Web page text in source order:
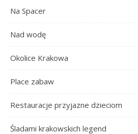
Na Spacer
Nad wodę
Okolice Krakowa
Place zabaw
Restauracje przyjazne dzieciom
Śladami krakowskich legend